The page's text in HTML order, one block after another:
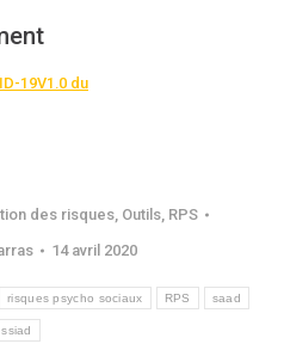
19V1.0 du
des risques, Outils, RPS
14 avril 2020
risques psycho sociaux RPS saad
ssiad